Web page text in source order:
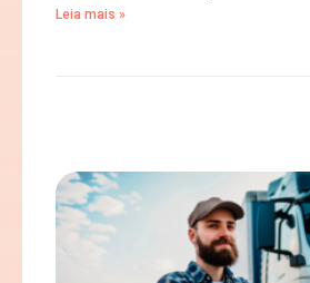
Leia mais »